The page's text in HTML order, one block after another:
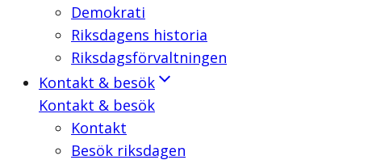
Demokrati
Riksdagens historia
Riksdagsförvaltningen
Kontakt & besök
Kontakt & besök
Kontakt
Besök riksdagen